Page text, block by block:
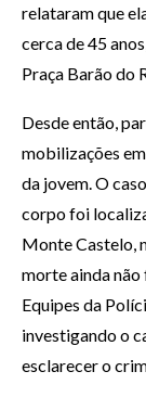
relataram que
cerca de 45
Praça Barão do
Desde então,
mobilizações
da jovem. O
corpo foi
Monte Castelo,
morte ainda não
Equipes da
investigando o
esclarecer o